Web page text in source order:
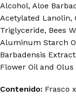
Alcohol, Aloe
Acetylated Lanolin,
Triglyceride, Bees
Aluminum Starch
Barbadensis
Flower Oil and Olus
Contenido: Frasco